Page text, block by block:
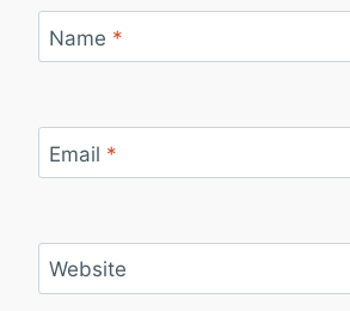
Name *
Email *
Website